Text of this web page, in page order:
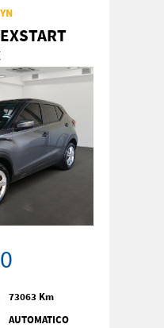
73063 Km
AUTOMATICO